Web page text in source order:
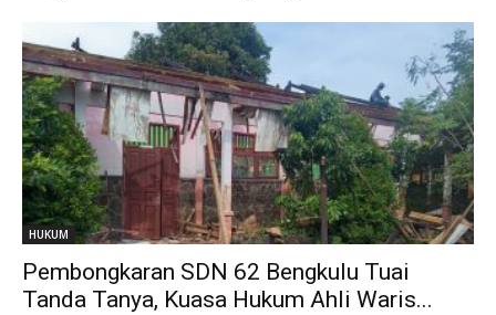
HUKUM
Pembongkaran SDN 62 Bengkulu Tuai
Tanda Tanya, Kuasa Hukum Ahli Waris...